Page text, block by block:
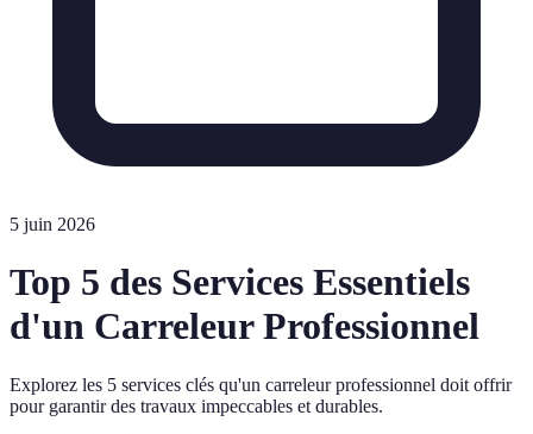
5 juin 2026
Top 5 des Services Essentiels
d'un Carreleur Professionnel
Explorez les 5 services clés qu'un carreleur professionnel doit offrir
pour garantir des travaux impeccables et durables.